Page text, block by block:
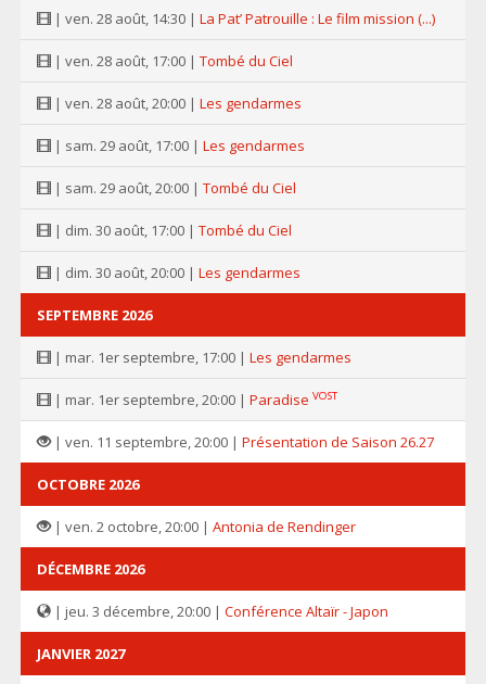
| ven. 28 août, 14:30 | La Pat’ Patrouille : Le film mission (...)
| ven. 28 août, 17:00 | Tombé du Ciel
| ven. 28 août, 20:00 | Les gendarmes
| sam. 29 août, 17:00 | Les gendarmes
| sam. 29 août, 20:00 | Tombé du Ciel
| dim. 30 août, 17:00 | Tombé du Ciel
| dim. 30 août, 20:00 | Les gendarmes
SEPTEMBRE 2026
| mar. 1er septembre, 17:00 | Les gendarmes
| mar. 1er septembre, 20:00 | Paradise VOST
| ven. 11 septembre, 20:00 | Présentation de Saison 26.27
OCTOBRE 2026
| ven. 2 octobre, 20:00 | Antonia de Rendinger
DÉCEMBRE 2026
| jeu. 3 décembre, 20:00 | Conférence Altaïr - Japon
JANVIER 2027